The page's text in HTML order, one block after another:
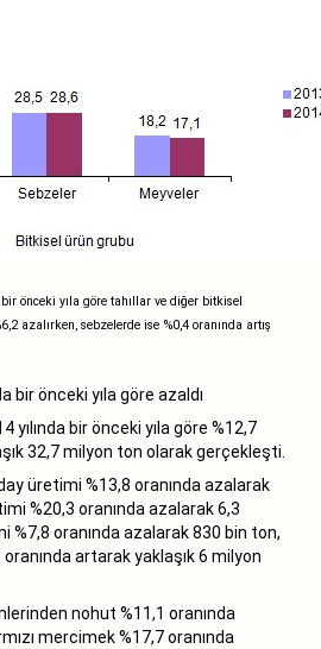
önceki yıla göre tahıllar ve diğer bitkisel
azalırken, sebzelerde ise %0,4 oranında artış
bir önceki yıla göre azaldı
yılında bir önceki yıla göre %12,7
32,7 milyon ton olarak gerçekleşti.
üretimi %13,8 oranında azalarak
%20,3 oranında azalarak 6,3
oranında azalarak 830 bin ton,
artarak yaklaşık 6 milyon
nohut %11,1 oranında
mercimek %17,7 oranında